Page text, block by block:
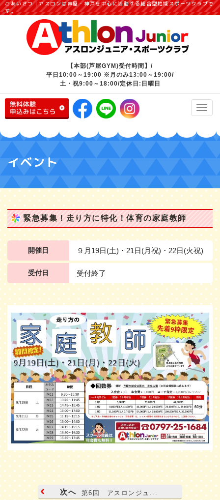
ごあいさつ｜アスロンは芦屋・神戸を中心に活動する総合型地域スポーツクラブで
す。
【本部(芦屋GYM)受付時間】/
平日10:00～19:00 ※月のみ13:00～19:00/
土・祝9:00～18:00/定休日:日曜日
イベント
緊急募集！走り方に特化！体育の家庭教師
開催日 ９月19日(土)・21日(月祝)・22日(火祝)
受付日 受付終了
次へ 第6回 アスロンジュ...